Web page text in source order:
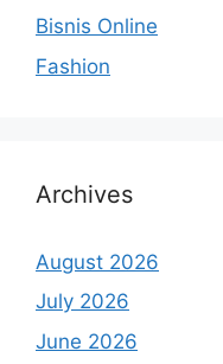
Bisnis Online
Fashion
Archives
August 2026
July 2026
June 2026